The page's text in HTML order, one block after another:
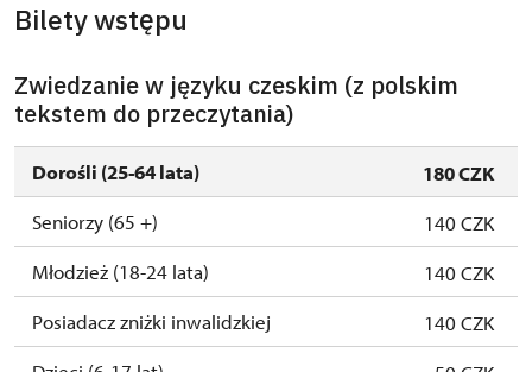
Bilety wstępu
Zwiedzanie w języku czeskim (z polskim
tekstem do przeczytania)
Dorośli (25-64 lata)
180 CZK
Seniorzy (65 +)
140 CZK
Młodzież (18-24 lata)
140 CZK
Posiadacz zniżki inwalidzkiej
140 CZK